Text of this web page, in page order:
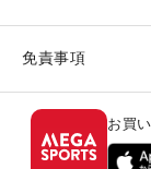
免責事項
お買